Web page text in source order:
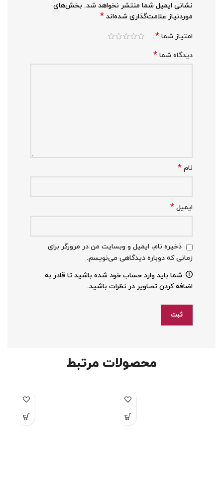
نشانی ایمیل شما منتشر نخواهد شد. بخش‌های
موردنیاز علامت‌گذاری شده‌اند *
امتیاز شما *
دیدگاه شما *
نام *
ایمیل *
ذخیره نام، ایمیل و وبسایت من در مرورگر برای
زمانی که دوباره دیدگاهی می‌نویسم.
شما باید وارد حساب خود شده باشید تا قادر به
اضافه کردن تصاویر در نظرات باشید.
محصولات مرتبط